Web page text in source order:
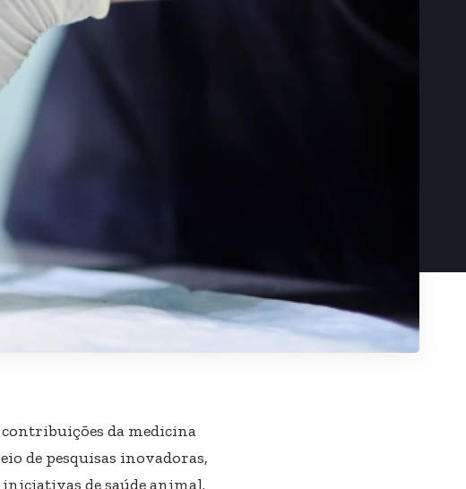
contribuições da medicina
de pesquisas inovadoras,
de saúde animal.